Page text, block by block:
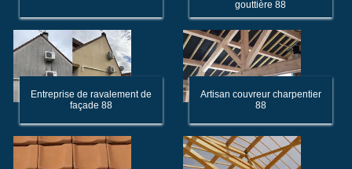
gouttière 88
Entreprise de ravalement de
façade 88
Artisan couvreur charpentier
88